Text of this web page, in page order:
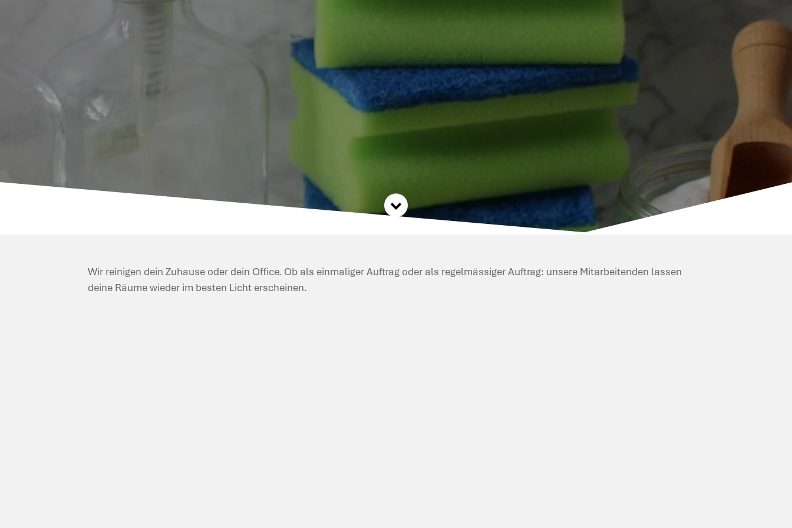
Wir reinigen dein Zuhause oder dein Office. Ob als einmaliger Auftrag oder als regelmässiger Auftrag: unsere Mitarbeitenden lassen
deine Räume wieder im besten Licht erscheinen.